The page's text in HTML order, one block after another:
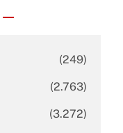
(249)
(2.763)
(3.272)